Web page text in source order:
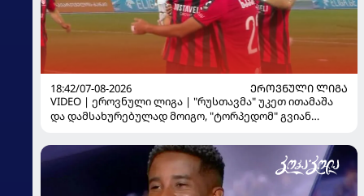
18:42/07-08-2026
ᲔᲠᲝᲕᲜᲣᲚᲘ ᲚᲘᲒᲐ
VIDEO | ეროვნული ლიგა | "რუსთავმა" უკეთ ითამაშა
და დამსახურებულად მოიგო, "ტორპედომ" გვიან